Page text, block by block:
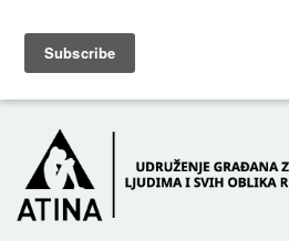
POČETNA O NAMA